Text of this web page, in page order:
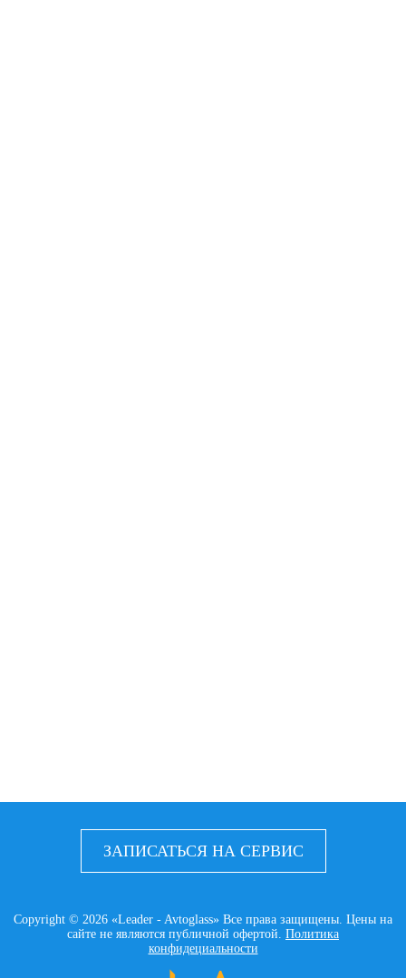
ЗАПИСАТЬСЯ НА СЕРВИС
Copyright © 2026 «Leader - Avtoglass» Все права защищены. Цены на
сайте не являются публичной офертой. Политика
конфидециальности